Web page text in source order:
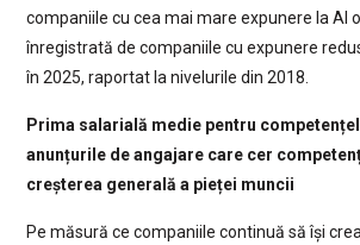
companiile cu cea mai mare expunere la AI
înregistrată de companiile cu expunere
în 2025, raportat la nivelurile din 2018.
Prima salarială medie pentru
anunțurile de angajare care cer
creșterea generală a pieței muncii
Pe măsură ce companiile continuă să își